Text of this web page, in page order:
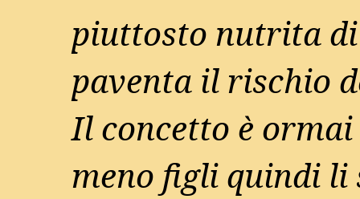
piuttosto nutrita
paventa il rischio
Il concetto è
meno figli quindi li